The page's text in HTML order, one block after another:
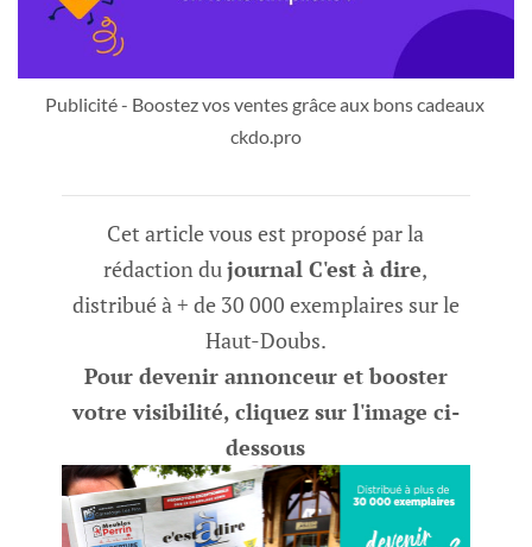
Publicité - Boostez vos ventes grâce aux bons cadeaux
ckdo.pro
Cet article vous est proposé par la
rédaction dujournal C'est à dire,
distribué à + de 30 000 exemplaires sur le
Haut-Doubs.
Pour devenir annonceur et booster
votre visibilité, cliquez sur l'image ci-
dessous